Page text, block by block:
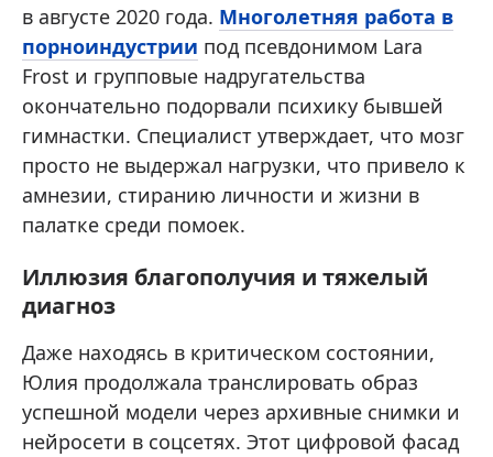
в августе 2020 года. Многолетняя работа в
порноиндустрии под псевдонимом Lara
Frost и групповые надругательства
окончательно подорвали психику бывшей
гимнастки. Специалист утверждает, что мозг
просто не выдержал нагрузки, что привело к
амнезии, стиранию личности и жизни в
палатке среди помоек.
Иллюзия благополучия и тяжелый
диагноз
Даже находясь в критическом состоянии,
Юлия продолжала транслировать образ
успешной модели через архивные снимки и
нейросети в соцсетях. Этот цифровой фасад